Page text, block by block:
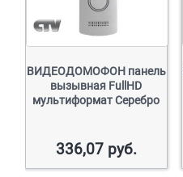
ВИДЕОДОМОФОН панель
вызывная FullHD
мультиформат Серебро
336,07 руб.